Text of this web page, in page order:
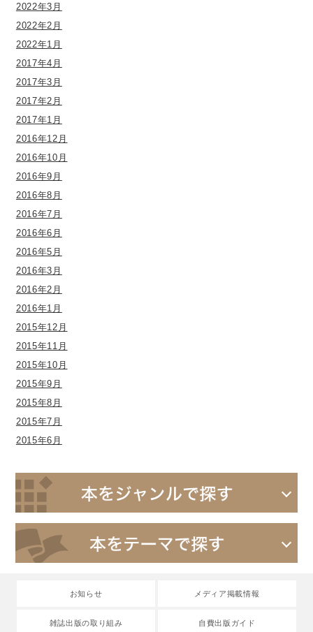
2022年3月
2022年2月
2022年1月
2017年4月
2017年3月
2017年2月
2017年1月
2016年12月
2016年10月
2016年9月
2016年8月
2016年7月
2016年6月
2016年5月
2016年3月
2016年2月
2016年1月
2015年12月
2015年11月
2015年10月
2015年9月
2015年8月
2015年7月
2015年6月
お知らせ メディア掲載情報
雑誌出版の取り組み 自費出版ガイド